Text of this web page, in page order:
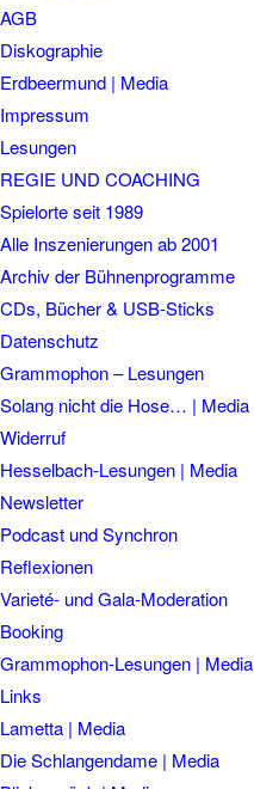
AGB
Diskographie
Erdbeermund | Media
Impressum
Lesungen
REGIE UND COACHING
Spielorte seit 1989
Alle Inszenierungen ab 2001
Archiv der Bühnenprogramme
CDs, Bücher & USB-Sticks
Datenschutz
Grammophon – Lesungen
Solang nicht die Hose… | Media
Widerruf
Hesselbach-Lesungen | Media
Newsletter
Podcast und Synchron
Reflexionen
Varieté- und Gala-Moderation
Booking
Grammophon-Lesungen | Media
Links
Lametta | Media
Die Schlangendame | Media